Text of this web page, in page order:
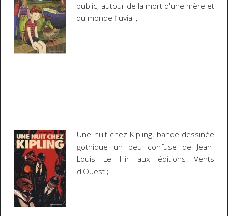
public, autour de la mort d'une mère et
du monde fluvial ;
Une nuit chez Kipling, bande dessinée
gothique un peu confuse de Jean-
Louis Le Hir aux éditions Vents
d'Ouest ;